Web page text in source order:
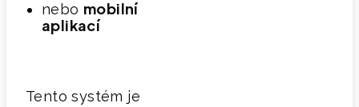
nebo mobilní
aplikací
Tento systém je